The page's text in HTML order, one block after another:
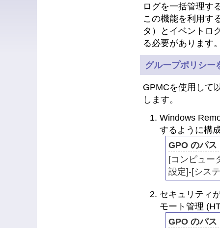
ログを一括管理す
この機能を利用す
タ）とイベントロ
る必要があります
グループポリシー
GPMCを使用して
します。
Windows
するように構
GPO のパス
[コンピュー
設定]-[シス
セキュリティ
モート管理
GPO のパス